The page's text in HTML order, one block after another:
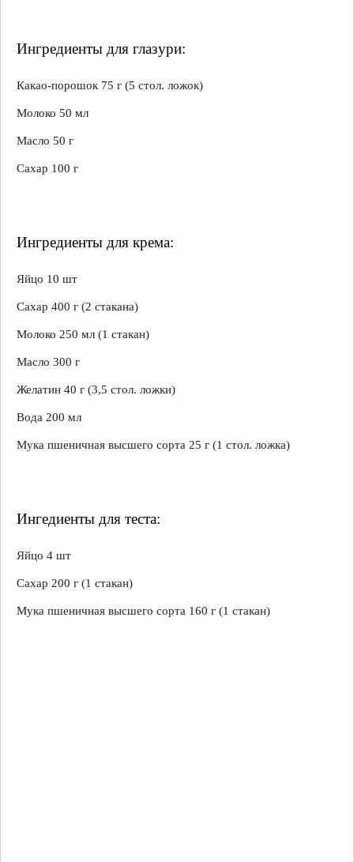
Ингредиенты для глазури:
Какао-порошок 75 г (5 стол. ложок)
Молоко 50 мл
Масло 50 г
Сахар 100 г
Ингредиенты для крема:
Яйцо 10 шт
Сахар 400 г (2 стакана)
Молоко 250 мл (1 стакан)
Масло 300 г
Желатин 40 г (3,5 стол. ложки)
Вода 200 мл
Мука пшеничная высшего сорта 25 г (1 стол. ложка)
Ингедиенты для теста:
Яйцо 4 шт
Сахар 200 г (1 стакан)
Мука пшеничная высшего сорта 160 г (1 стакан)